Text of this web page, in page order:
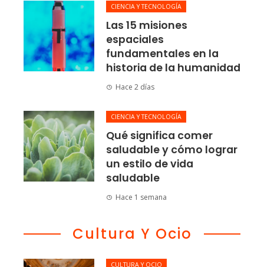
CIENCIA Y TECNOLOGÍA
Las 15 misiones
espaciales
fundamentales en la
historia de la humanidad
Hace 2 días
CIENCIA Y TECNOLOGÍA
Qué significa comer
saludable y cómo lograr
un estilo de vida
saludable
Hace 1 semana
Cultura Y Ocio
CULTURA Y OCIO